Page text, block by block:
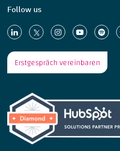
Follow us
Erstgespräch vereinbaren